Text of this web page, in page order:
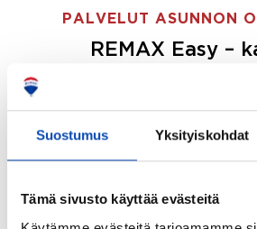
Suostumus Yksityiskohdat
Tämä sivusto käyttää evästeitä
PALVELUT ASUNNON
REMAX Easy –
ostajille.
Tee ostotoimeksianto